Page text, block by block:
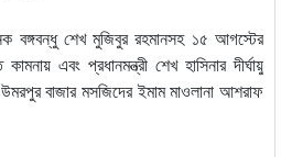
বঙ্গবন্ধু শেখ মুজিবুর রহমানসহ ১৫ আগস্টের
এবং প্রধানমন্ত্রী শেখ হাসিনার দীর্ঘায়ু
বাজার মসজিদের ইমাম মাওলানা আশরাফ